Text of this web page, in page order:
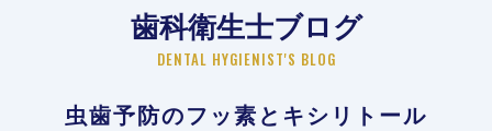
歯科衛生士ブログ
DENTAL HYGIENIST'S BLOG
虫歯予防のフッ素とキシリトール